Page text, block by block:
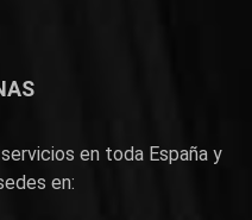
en toda España y
en: